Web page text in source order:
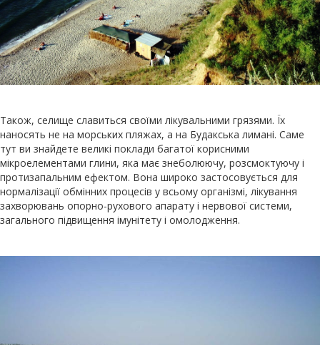
Також, селище славиться своїми лікувальними грязями. Їх
наносять не на морських пляжах, а на Будакська лимані. Саме
тут ви знайдете великі поклади багатої корисними
мікроелементами глини, яка має знеболюючу, розсмоктуючу і
протизапальним ефектом. Вона широко застосовується для
нормалізації обмінних процесів у всьому організмі, лікування
захворювань опорно-рухового апарату і нервової системи,
загального підвищення імунітету і омолодження.